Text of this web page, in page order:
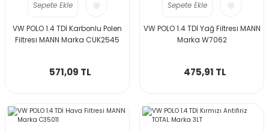
Sepete Ekle
VW POLO 1.4 TDİ Karbonlu Polen
Filtresi MANN Marka CUK2545
571,09 TL
Sepete Ekle
VW POLO 1.4 TDİ Yağ Filtresi MANN
Marka W7062
475,91 TL